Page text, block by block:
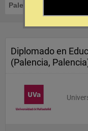
Palencia
Diplomado en
(Palencia,